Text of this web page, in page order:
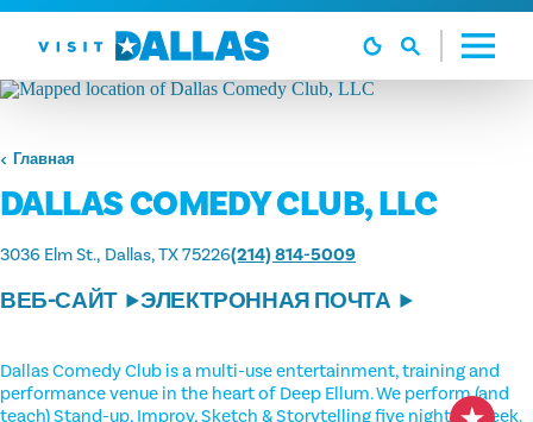
Перейти к содержанию
Главная
DALLAS COMEDY CLUB, LLC
3036 Elm St. Dallas, TX 75226(214) 814-5009
ВЕБ-САЙТ ЭЛЕКТРОННАЯ ПОЧТА
Dallas Comedy Club is a multi-use entertainment, training and
performance venue in the heart of Deep Ellum. We perform (and
teach) Stand-up, Improv, Sketch & Storytelling five nights a week.